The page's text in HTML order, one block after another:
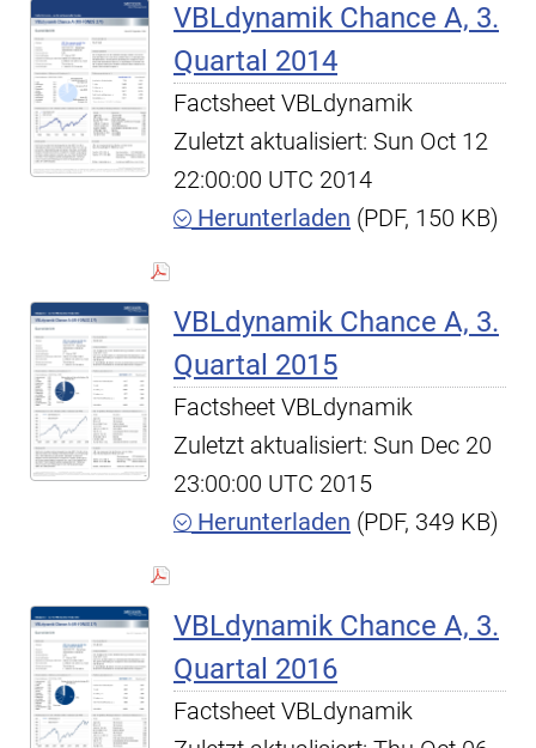
VBLdynamik Chance A, 3.
Quartal 2014
Factsheet VBLdynamik
Zuletzt aktualisiert: Sun Oct 12
22:00:00 UTC 2014
Herunterladen (PDF, 150 KB)
VBLdynamik Chance A, 3.
Quartal 2015
Factsheet VBLdynamik
Zuletzt aktualisiert: Sun Dec 20
23:00:00 UTC 2015
Herunterladen (PDF, 349 KB)
VBLdynamik Chance A, 3.
Quartal 2016
Factsheet VBLdynamik